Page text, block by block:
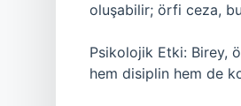
oluşabilir; örfi ceza,
Psikolojik Etki: Birey,
hem disiplin hem de